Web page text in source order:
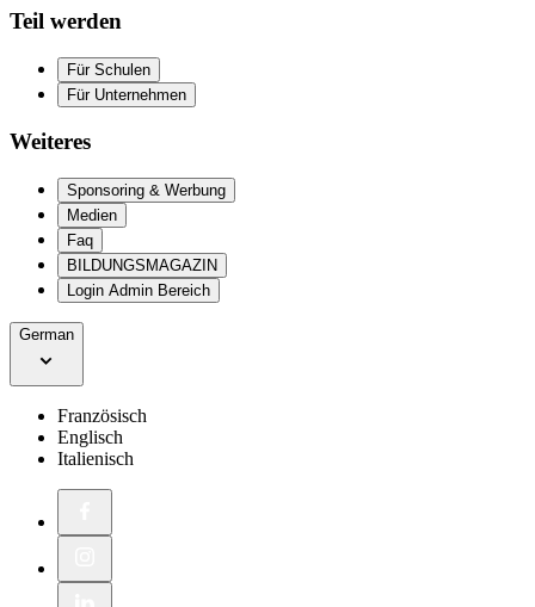
Teil werden
Für Schulen
Für Unternehmen
Weiteres
Sponsoring & Werbung
Medien
Faq
BILDUNGSMAGAZIN
Login Admin Bereich
German
Französisch
Englisch
Italienisch